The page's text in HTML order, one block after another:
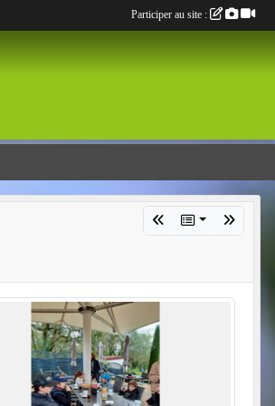
Participer au site :